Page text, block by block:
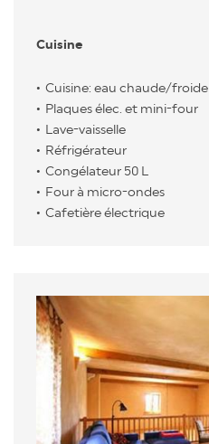
Cuisine
Cuisine: eau chaude/froide
Plaques élec. et mini-four
Lave-vaisselle
Réfrigérateur
Congélateur 50 L
Four à micro-ondes
Cafetière électrique